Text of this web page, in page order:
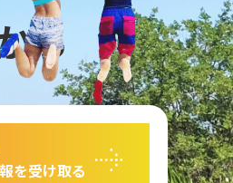
ら
を受け取る